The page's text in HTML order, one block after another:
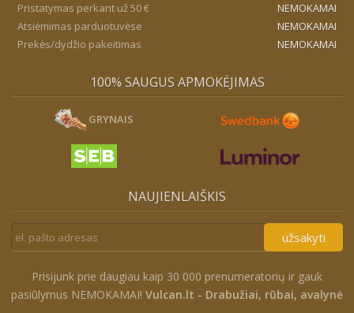
Pristatymas perkant už 50 €
NEMOKAMAI
Atsiėmimas parduotuvėse
NEMOKAMAI
Prekės/dydžio pakeitimas
NEMOKAMAI
100% SAUGUS APMOKĖJIMAS
GRYNAIS
NAUJIENLAIŠKIS
užsakyti
Prisijunk prie daugiau kaip 30 000 prenumeratorių ir gauk
pasiūlymus NEMOKAMAI! Vulcan.lt - Drabužiai, rūbai, avalynė